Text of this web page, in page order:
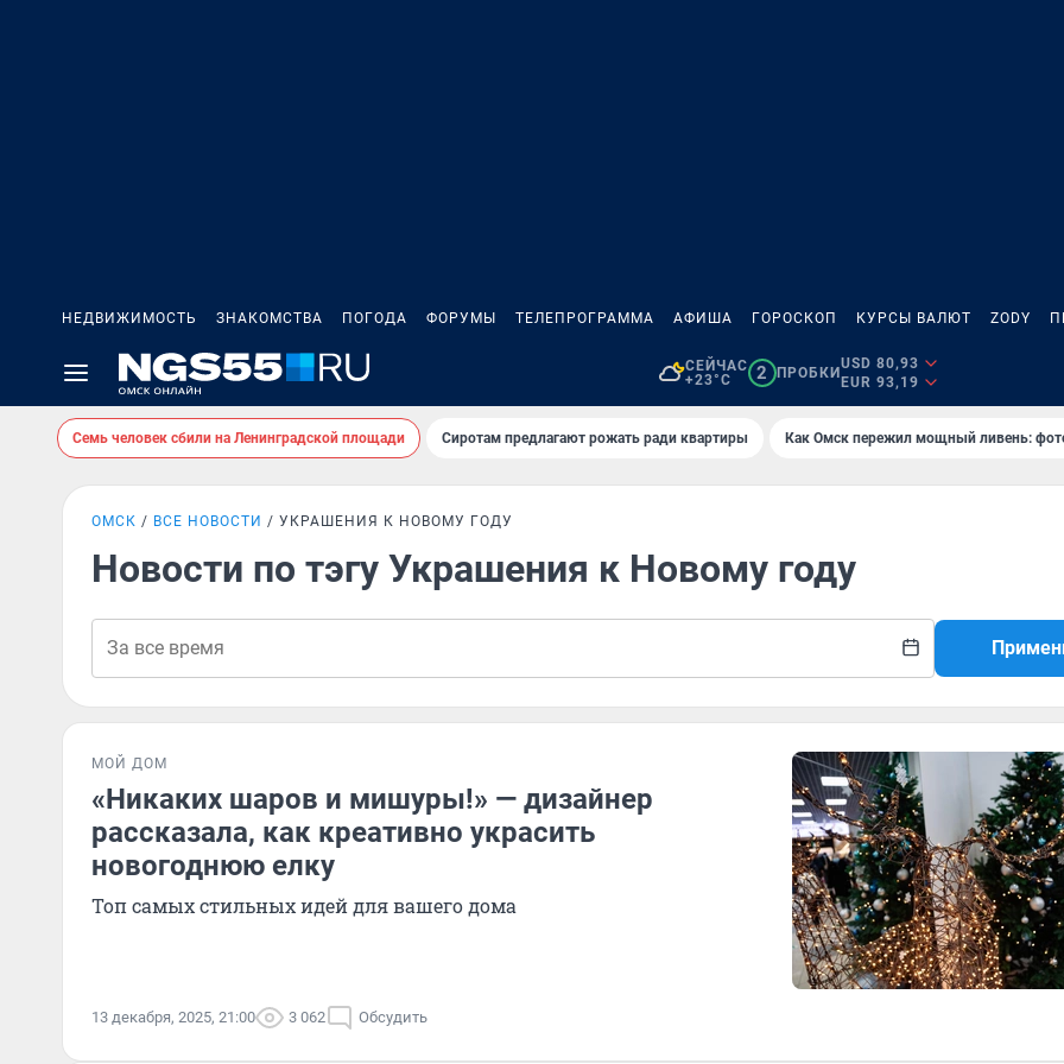
НЕДВИЖИМОСТЬ ЗНАКОМСТВА ПОГОДА ФОРУМЫ ТЕЛЕПРОГРАММА АФИША ГОРОСКОП КУРСЫ ВАЛЮТ ZODY
СЕЙЧАС
+23°C
2 ПРОБКИ
USD 80,93
EUR 93,19
Семь человек сбили на Ленинградской площади Сиротам предлагают рожать ради квартиры Как Омск пережил мощный ливень:
ОМСК ВСЕ НОВОСТИ УКРАШЕНИЯ К НОВОМУ ГОДУ
Новости по тэгу Украшения к Новому году
МОЙ ДОМ
«Никаких шаров и мишуры!» — дизайнер
рассказала, как креативно украсить
новогоднюю елку
Топ самых стильных идей для вашего дома
13 декабря, 2025, 21:00 3 062 Обсудить